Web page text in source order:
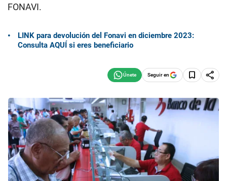
FONAVI.
LINK para devolución del Fonavi en diciembre 2023:
Consulta AQUÍ si eres beneficiario
Seguir en